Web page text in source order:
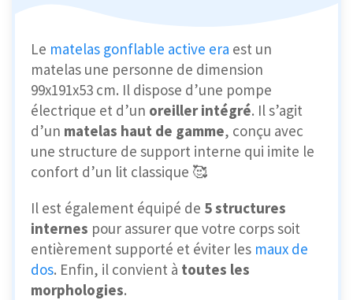
Le matelas gonflable active era est un
matelas une personne de dimension
99x191x53 cm. Il dispose d’une pompe
électrique et d’un oreiller intégré. Il s’agit
d’un matelas haut de gamme, conçu avec
une structure de support interne qui imite le
confort d’un lit classique 🥰
Il est également équipé de 5 structures
internes pour assurer que votre corps soit
entièrement supporté et éviter les maux de
dos. Enfin, il convient à toutes les
morphologies.